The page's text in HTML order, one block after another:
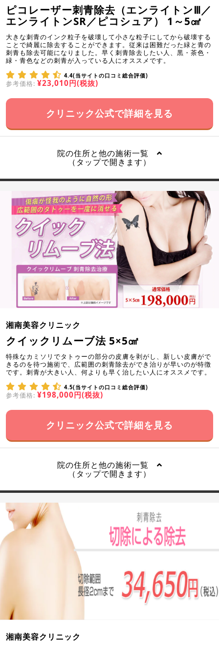
ピコレーザー刺青除去（エンライトンⅢ／
エンライトンSR／ピコシュア） 1～5㎠
大きな刺青のインク粒子を破壊して小さな粒子にしてから破壊する
ことで綺麗に除去することができます。従来は困難だった緑と青の
刺青も除去可能になりました。早く刺青除去したい人、黒・茶色・
緑・青色などの刺青が入っている人にオススメです。
4.4(当サイトの口コミ総合評価)
参考価格: ¥23,010円(税抜)
クリニック公式で詳細を見る
院の住所と他の施術一覧
（タップで開きます）
湘南美容クリニック
クイックリムーブ法 5×5㎠
特殊なカミソリでタトゥーの部分の皮膚を剥がし、新しい皮膚がで
きるのを待つ施術で、広範囲の刺青除去ができ治りが早いのが特徴
です。刺青が大きい人、何よりも早く治したい人にオススメです。
4.5(当サイトの口コミ総合評価)
参考価格: ¥198,000円(税抜)
クリニック公式で詳細を見る
院の住所と他の施術一覧
（タップで開きます）
湘南美容クリニック